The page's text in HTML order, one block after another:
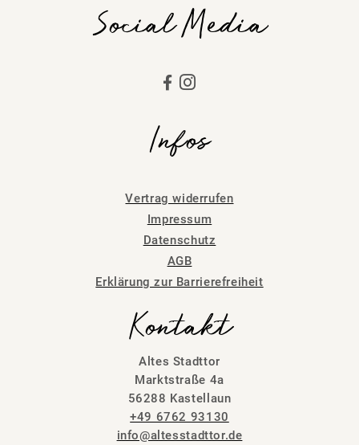
Kontakt
Altes Stadttor
Marktstraße 4a
56288 Kastellaun
+49 6762 93130
info@altesstadttor.de
Social Media
 
Infos
Vertrag widerrufen
Impressum
Datenschutz
AGB
Erklärung zur Barrierefreiheit